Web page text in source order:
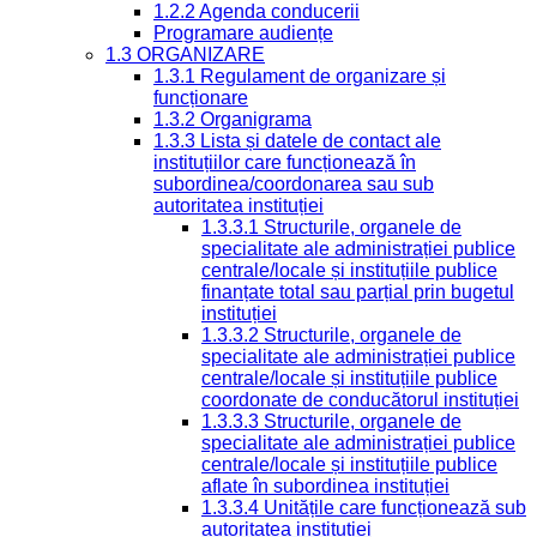
1.2.2 Agenda conducerii
Programare audiențe
1.3 ORGANIZARE
1.3.1 Regulament de organizare și
funcționare
1.3.2 Organigrama
1.3.3 Lista și datele de contact ale
instituțiilor care funcționează în
subordinea/coordonarea sau sub
autoritatea instituției
1.3.3.1 Structurile, organele de
specialitate ale administrației publice
centrale/locale și instituțiile publice
finanțate total sau parțial prin bugetul
instituției
1.3.3.2 Structurile, organele de
specialitate ale administrației publice
centrale/locale și instituțiile publice
coordonate de conducătorul instituției
1.3.3.3 Structurile, organele de
specialitate ale administrației publice
centrale/locale și instituțiile publice
aflate în subordinea instituției
1.3.3.4 Unitățile care funcționează sub
autoritatea instituției